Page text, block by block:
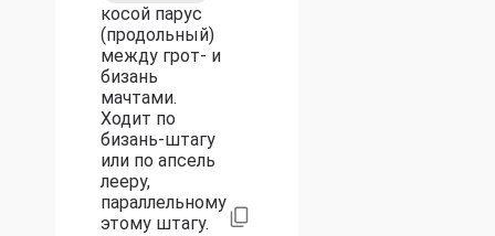
косой парус
(продольный)
между грот- и
бизань
мачтами.
Ходит по
бизань-штагу
или по апсель
лееру,
параллельному
этому штагу.